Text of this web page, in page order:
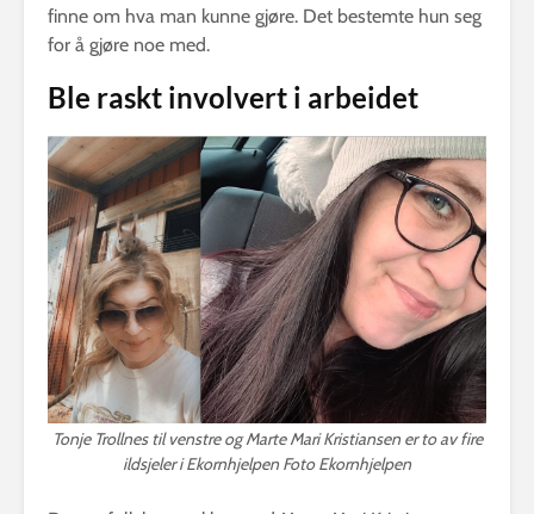
finne om hva man kunne gjøre. Det bestemte hun seg
for å gjøre noe med.
Ble raskt involvert i arbeidet
Tonje Trollnes til venstre og Marte Mari Kristiansen er to av fire
ildsjeler i Ekornhjelpen Foto Ekornhjelpen